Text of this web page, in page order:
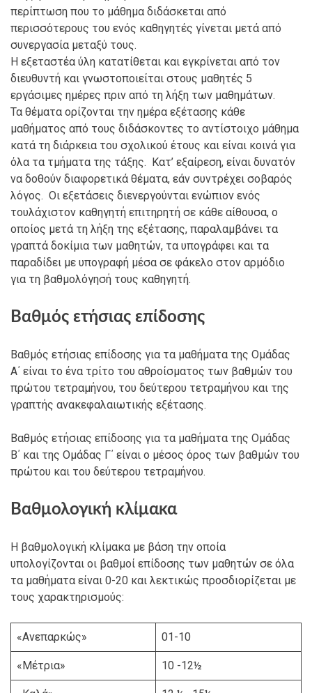
περίπτωση που το μάθημα διδάσκεται από
περισσότερους του ενός καθηγητές γίνεται μετά από
συνεργασία μεταξύ τους.
Η εξεταστέα ύλη κατατίθεται και εγκρίνεται από τον
διευθυντή και γνωστοποιείται στους μαθητές 5
εργάσιμες ημέρες πριν από τη λήξη των μαθημάτων.
Τα θέματα ορίζονται την ημέρα εξέτασης κάθε
μαθήματος από τους διδάσκοντες το αντίστοιχο μάθημα
κατά τη διάρκεια του σχολικού έτους και είναι κοινά για
όλα τα τμήματα της τάξης. Κατ’ εξαίρεση, είναι δυνατόν
να δοθούν διαφορετικά θέματα, εάν συντρέχει σοβαρός
λόγος. Οι εξετάσεις διενεργούνται ενώπιον ενός
τουλάχιστον καθηγητή επιτηρητή σε κάθε αίθουσα, ο
οποίος μετά τη λήξη της εξέτασης, παραλαμβάνει τα
γραπτά δοκίμια των μαθητών, τα υπογράφει και τα
παραδίδει με υπογραφή μέσα σε φάκελο στον αρμόδιο
για τη βαθμολόγησή τους καθηγητή.
Βαθμός ετήσιας επίδοσης
Βαθμός ετήσιας επίδοσης για τα μαθήματα της Ομάδας
Α΄ είναι το ένα τρίτο του αθροίσματος των βαθμών του
πρώτου τετραμήνου, του δεύτερου τετραμήνου και της
γραπτής ανακεφαλαιωτικής εξέτασης.
Βαθμός ετήσιας επίδοσης για τα μαθήματα της Ομάδας
Β΄ και της Ομάδας Γ΄ είναι ο μέσος όρος των βαθμών του
πρώτου και του δεύτερου τετραμήνου.
Βαθμολογική κλίμακα
Η βαθμολογική κλίμακα με βάση την οποία
υπολογίζονται οι βαθμοί επίδοσης των μαθητών σε όλα
τα μαθήματα είναι 0-20 και λεκτικώς προσδιορίζεται με
τους χαρακτηρισμούς:
«Ανεπαρκώς» 01-10
«Μέτρια» 10 -12½